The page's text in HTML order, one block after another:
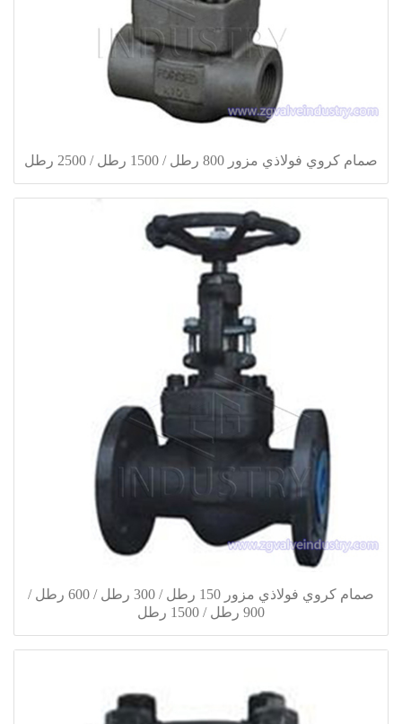
صمام كروي فولاذي مزور 800 رطل / 1500 رطل / 2500 رطل
صمام كروي فولاذي مزور 150 رطل / 300 رطل / 600 رطل /
900 رطل / 1500 رطل